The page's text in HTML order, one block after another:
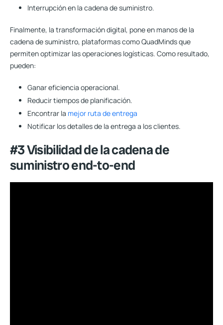
Interrupción en la cadena de suministro.
Finalmente, la transformación digital, pone en manos de la
cadena de suministro, plataformas como QuadMinds que
permiten optimizar las operaciones logísticas. Como resultado,
pueden:
Ganar eficiencia operacional.
Reducir tiempos de planificación.
Encontrar la mejor ruta de entrega
Notificar los detalles de la entrega a los clientes.
#3 Visibilidad de la cadena de
suministro end-to-end